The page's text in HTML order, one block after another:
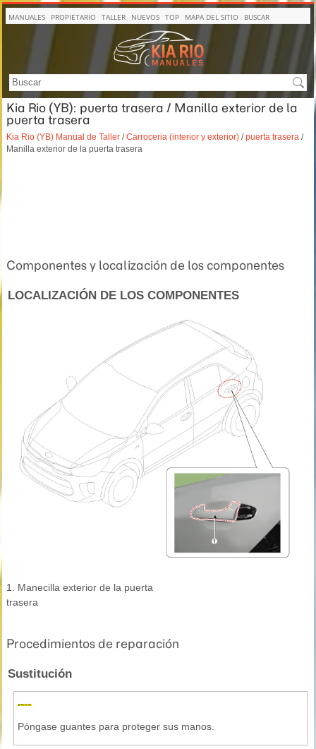
MANUALES PROPIETARIO TALLER NUEVOS TOP MAPA DEL SITIO BUSCAR
Kia Rio (YB): puerta trasera / Manilla exterior de la
puerta trasera
Kia Rio (YB) Manual de Taller /Carroceria (interior y exterior) /puerta trasera /
Manilla exterior de la puerta trasera
Componentes y localización de los componentes
LOCALIZACIÓN DE LOS COMPONENTES
1. Manecilla exterior de la puerta
trasera
Procedimientos de reparación
Sustitución
Póngase guantes para proteger sus manos.